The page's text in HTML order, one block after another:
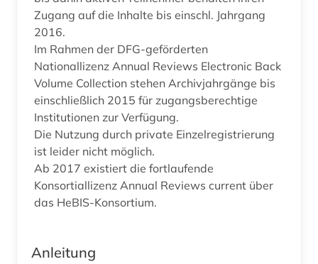
Zugang auf die Inhalte bis einschl. Jahrgang
2016.
Im Rahmen der DFG-geförderten
Nationallizenz Annual Reviews Electronic Back
Volume Collection stehen Archivjahrgänge bis
einschließlich 2015 für zugangsberechtige
Institutionen zur Verfügung.
Die Nutzung durch private Einzelregistrierung
ist leider nicht möglich.
Ab 2017 existiert die fortlaufende
Konsortiallizenz Annual Reviews current über
das HeBIS-Konsortium.
Anleitung